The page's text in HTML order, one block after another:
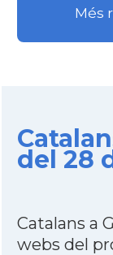
Més
del 28
Catalans a
webs del